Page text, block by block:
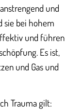
und
sie bei hohem
und führen
Es ist,
und Gas und
Trauma gilt: